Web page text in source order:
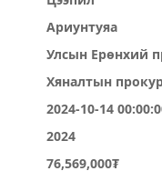
Ариунтуяа
Улсын Ерөнхий
Хяналтын
2024-10-14
2024
76,569,000₮